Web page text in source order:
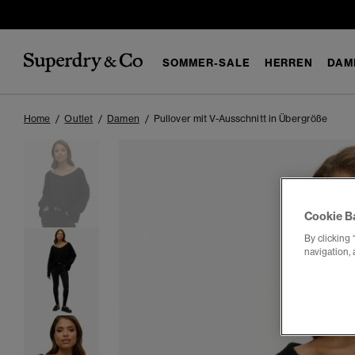
SOMMER-SALE HERREN
Home Outlet Damen Pullover mit V-Ausschnitt in Übergröße
Cookie
By clicking
navigation,